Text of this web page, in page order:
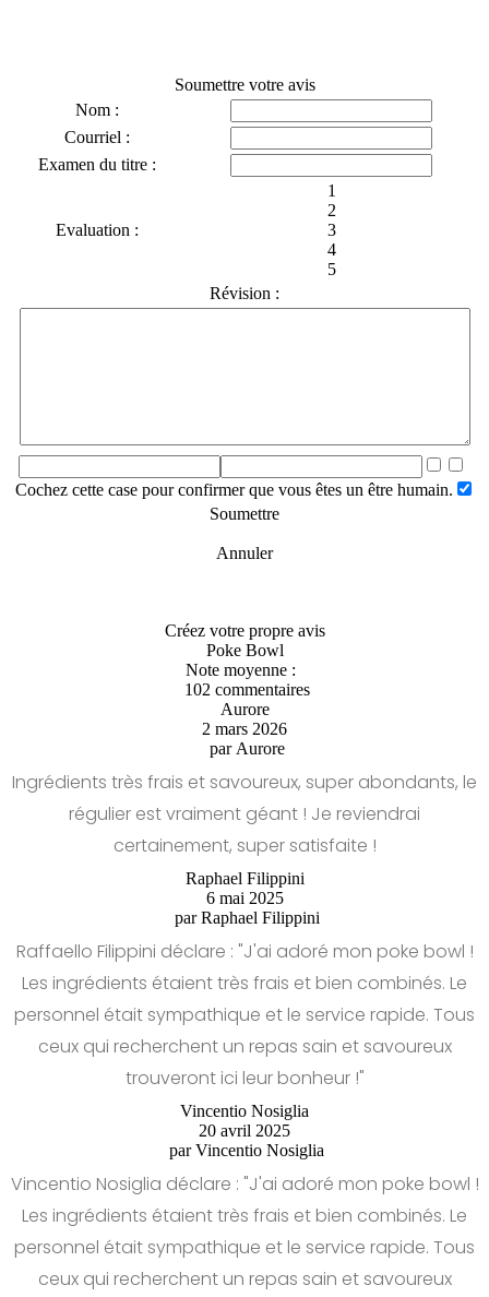
Soumettre votre avis
Nom :
Courriel :
Examen du titre :
Evaluation :
1
2
3
4
5
Révision :
Cochez cette case pour confirmer que vous êtes un être humain.
Soumettre
Annuler
Créez votre propre avis
Poke Bowl
Note moyenne :
102 commentaires
Aurore
2 mars 2026
par Aurore
Ingrédients très frais et savoureux, super abondants, le
régulier est vraiment géant ! Je reviendrai
certainement, super satisfaite !
Raphael Filippini
6 mai 2025
parRaphael Filippini
Raffaello Filippini déclare : "J'ai adoré mon poke bowl !
Les ingrédients étaient très frais et bien combinés. Le
personnel était sympathique et le service rapide. Tous
ceux qui recherchent un repas sain et savoureux
trouveront ici leur bonheur !"
Vincentio Nosiglia
20 avril 2025
parVincentio Nosiglia
Vincentio Nosiglia déclare : "J'ai adoré mon poke bowl !
Les ingrédients étaient très frais et bien combinés. Le
personnel était sympathique et le service rapide. Tous
ceux qui recherchent un repas sain et savoureux